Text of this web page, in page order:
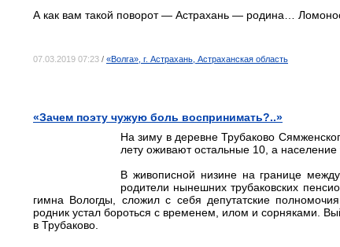
А как вам такой поворот — Астрахань — родина…
07.03.2019 07:23 / «Волга», г. Астрахань, Астраханская область
«Зачем поэту чужую боль воспринимать?..»
На зиму в деревне Трубаково
лету оживают остальные 10, а население
В живописной низине на границе
родители нынешних трубаковских
гимна Вологды, сложил с себя депутатские
родник устал бороться с временем, илом и сорняками.
в Трубаково.